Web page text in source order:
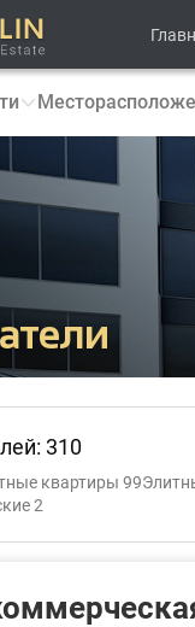
310
квартиры 99
2